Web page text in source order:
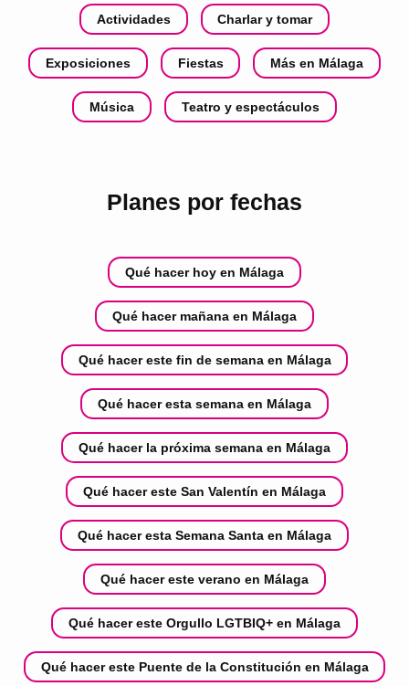
Actividades Charlar y tomar
Exposiciones Fiestas Más en Málaga
Música Teatro y espectáculos
Planes por fechas
Qué hacer hoy en Málaga
Qué hacer mañana en Málaga
Qué hacer este fin de semana en Málaga
Qué hacer esta semana en Málaga
Qué hacer la próxima semana en Málaga
Qué hacer este San Valentín en Málaga
Qué hacer esta Semana Santa en Málaga
Qué hacer este verano en Málaga
Qué hacer este Orgullo LGTBIQ+ en Málaga
Qué hacer este Puente de la Constitución en Málaga